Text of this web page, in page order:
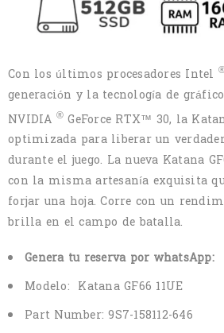
Con los últimos procesadores Intel
generación y la tecnología de
NVIDIA ® GeForce RTX™ 30, la
optimizada para liberar un
durante el juego. La nueva Katana
con la misma artesanía exquisita
forjar una hoja. Corre con un
brilla en el campo de batalla.
Genera tu reserva por whatsApp:
Modelo: Katana GF66 11UE
Part Number:9S7-158112-646